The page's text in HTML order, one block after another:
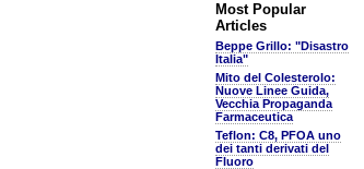
Most Popular
Articles
Beppe Grillo: "Disastro
Italia"
Mito del Colesterolo:
Nuove Linee Guida,
Vecchia Propaganda
Farmaceutica
Teflon: C8, PFOA uno
dei tanti derivati del
Fluoro